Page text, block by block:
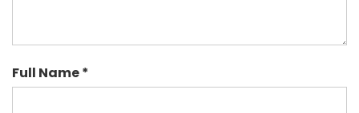
Full Name *